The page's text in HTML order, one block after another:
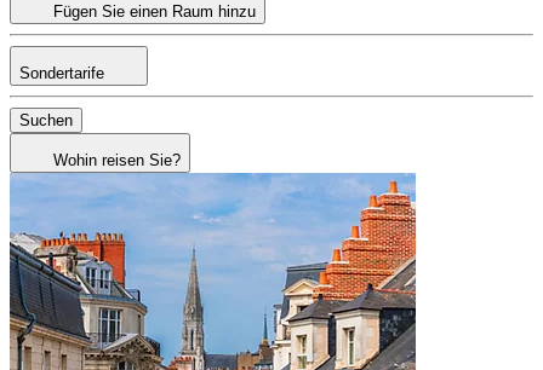
Fügen Sie einen Raum hinzu
Sondertarife
Suchen
Wohin reisen Sie?